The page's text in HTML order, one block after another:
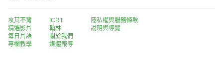
攻其不背
精選影片
每日片語
專欄教學
ICRT
翰林
關於我們
媒體報導
隱私權與服務條款
說明與導覽